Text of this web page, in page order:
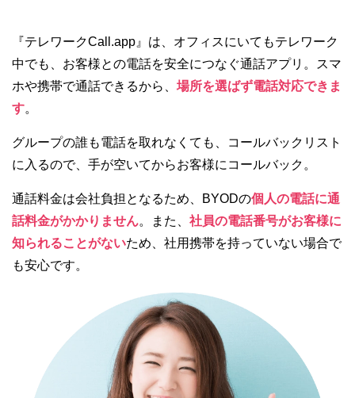
『テレワークCall.app』は、オフィスにいてもテレワーク
中でも、お客様との電話を安全につなぐ通話アプリ。スマ
ホや携帯で通話できるから、 場所を選ばず電話対応できま
す。
グループの誰も電話を取れなくても、コールバックリスト
に入るので、手が空いてからお客様にコールバック。
通話料金は会社負担となるため、BYODの個人の電話に通
話料金がかかりません。また、 社員の電話番号がお客様に
知られることがないため、社用携帯を持っていない場合で
も安心です。